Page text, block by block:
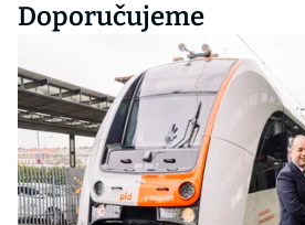
Doporučujeme